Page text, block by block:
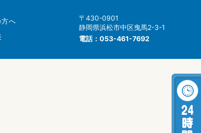
へ
〒430-0901
静岡県浜松市中区曳馬2-3-1
電話： 053-461-7692